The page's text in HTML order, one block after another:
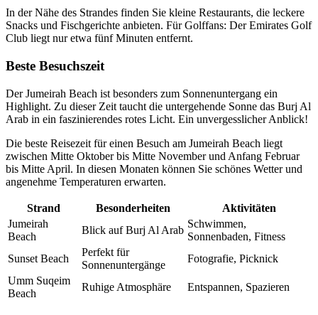
In der Nähe des Strandes finden Sie kleine Restaurants, die leckere
Snacks und Fischgerichte anbieten. Für Golffans: Der Emirates Golf
Club liegt nur etwa fünf Minuten entfernt.
Beste Besuchszeit
Der Jumeirah Beach ist besonders zum Sonnenuntergang ein
Highlight. Zu dieser Zeit taucht die untergehende Sonne das Burj Al
Arab in ein faszinierendes rotes Licht. Ein unvergesslicher Anblick!
Die beste Reisezeit für einen Besuch am Jumeirah Beach liegt
zwischen Mitte Oktober bis Mitte November und Anfang Februar
bis Mitte April. In diesen Monaten können Sie schönes Wetter und
angenehme Temperaturen erwarten.
Strand Besonderheiten
Aktivitäten
Jumeirah
Beach
Blick auf Burj Al Arab
Schwimmen,
Sonnenbaden, Fitness
Sunset Beach
Perfekt für
Sonnenuntergänge
Fotografie, Picknick
Umm Suqeim
Beach
Ruhige Atmosphäre Entspannen, Spazieren